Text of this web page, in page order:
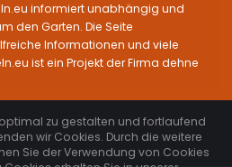
informiert unabhängig und
den Garten. Die Seite
Informationen und viele
ist ein Projekt der Firma dehne
zu gestalten und fortlaufend
wir Cookies. Durch die weitere
Sie der Verwendung von Cookies